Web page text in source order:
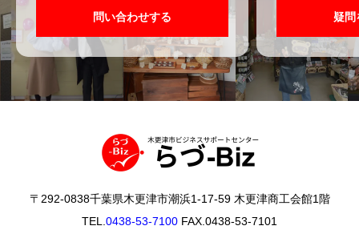
問い合わせする 疑問
〒292-0838千葉県木更津市潮浜1-17-59 木更津商工会館1階
TEL. 0438-53-7100 FAX.0438-53-7101